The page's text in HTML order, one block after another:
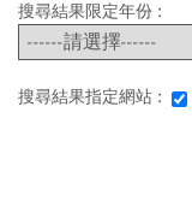
搜尋結果限定年份 :
搜尋結果指定網站 :